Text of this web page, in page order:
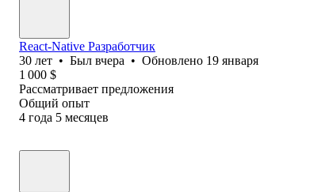
React-Native Разработчик
30 лет • Был вчера • Обновлено 19 января
1 000 $
Рассматривает предложения
Общий опыт
4 года 5 месяцев